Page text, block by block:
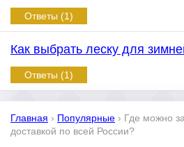
Ответы (1)
Как выбрать леску для
Ответы (1)
Главная › Популярные › Где можно
доставкой по всей России?